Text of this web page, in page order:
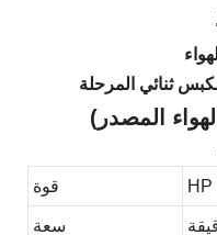
ثنائي المرحلة
المصدر)
قوة
HP
سعة